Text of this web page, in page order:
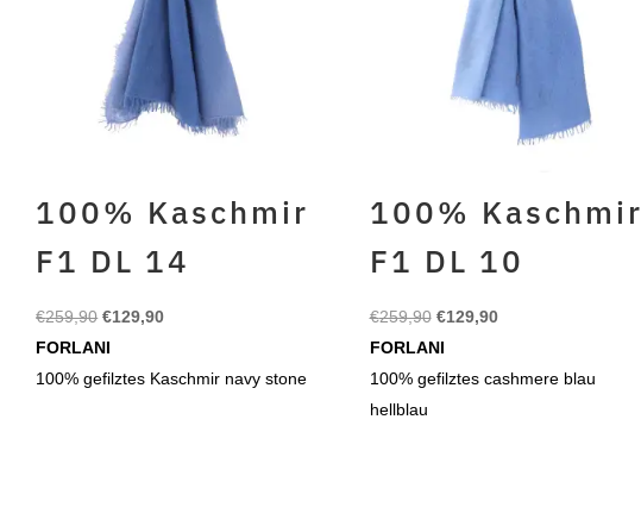
100% Kaschmir
F1 DL 14
€259,90 Ursprünglicher
Preis
war:
€129,90Aktueller
ist:
FORLANI
100% gefilztes Kaschmir navy stone
100% Kaschmir
F1 DL 10
€259,90 Ursprünglicher
Preis
war:
€129,90Aktueller
ist:
FORLANI
100% gefilztes cashmere blau
hellblau